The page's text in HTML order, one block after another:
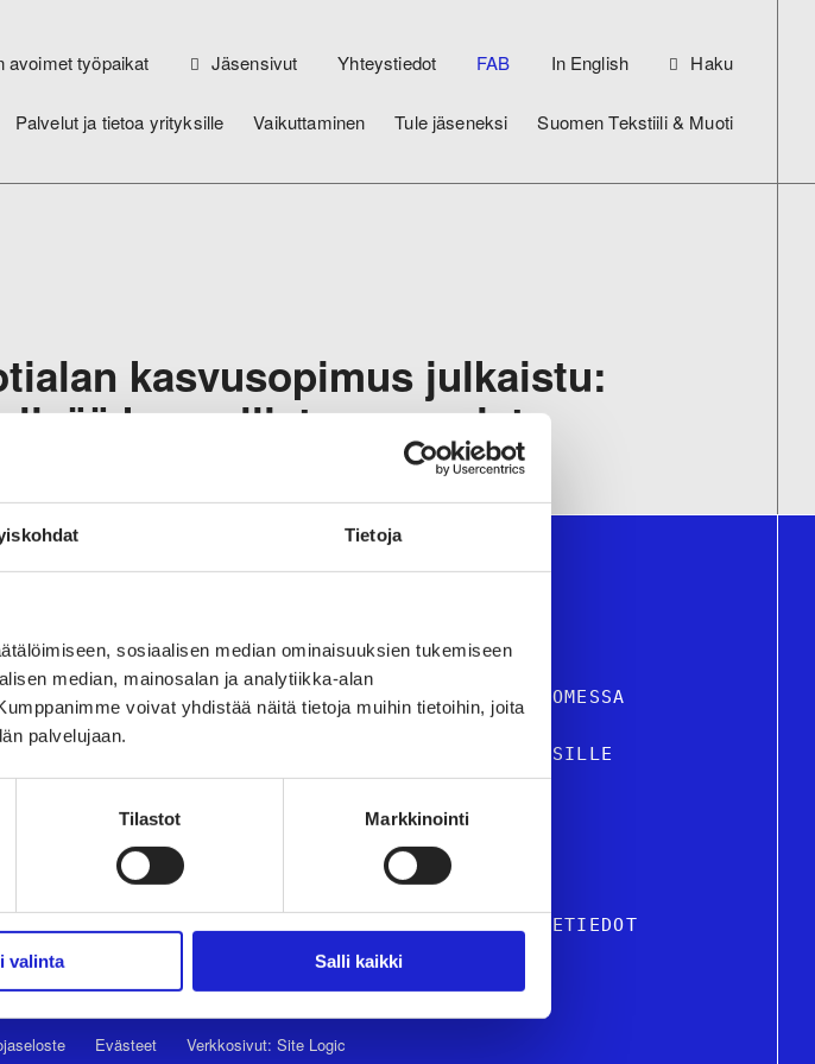
Tietoja
sosiaalisen median ominaisuuksien tukemiseen
median, mainosalan ja analytiikka-alan
voivat yhdistää näitä tietoja muihin tietoihin, joita
palvelujaan.
Tilastot Markkinointi
valinta Salli kaikki
avoimet työpaikat Jäsensivut Yhteystiedot FAB In English Haku
Palvelut ja tietoa yrityksille Vaikuttaminen Tule jäseneksi Suomen Tekstiili & Muoti
kasvusopimus julkaistu:
kaupallista osaamista
TYÖPAIKAT
JÄSENEKSI
TEKSTIILI- JA MUOTIALA SUOMESSA
PALVELUT JA TIETOA YRITYKSILLE
TUTUSTU JÄSENYRITYKSIIMME
VAIKUTTAMINEN
LIITON HENKILÖSTÖ & OSOITETIEDOT
Evästeet Verkkosivut: Site Logic